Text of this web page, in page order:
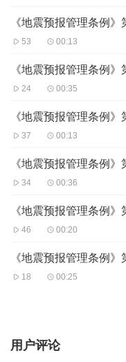
《地震预报管理条例》
53 00:13
《地震预报管理条例》
24 00:35
《地震预报管理条例》
37 00:13
《地震预报管理条例》
34 00:36
《地震预报管理条例》
46 00:20
《地震预报管理条例》
18 00:25
用户评论